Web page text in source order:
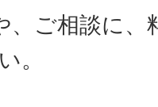
、ご相談に
。